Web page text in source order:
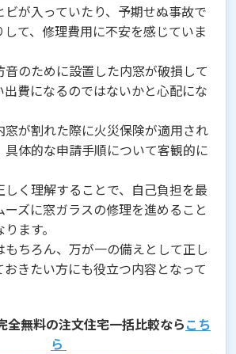
が入っていたり、予期せぬ事故で
て、修理費用に不安を感じていま
のために設置した内窓が破損して
出費になるのではないかと心配にな
窓が割れた際に火災保険が適用され
具体的な申請手順について客観的に
く理解することで、自己負担を最
ズに窓ガラスの修理を進めること
ます。
ちろん、万が一の備えとして正し
おきたい方にも役立つ内容となって
全無料の注文住宅一括比較ならこち
ら